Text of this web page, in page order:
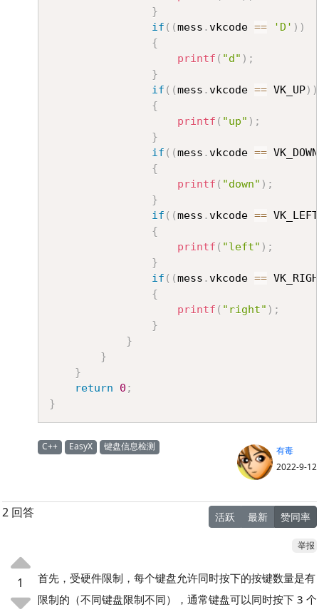
}
if ( (mess .vkcode == 'D' ) )
{
printf ( "d" ) ;
}
if ( (mess .vkcode == VK_UP) )
{
printf ( "up" ) ;
}
if ( (mess .vkcode == VK_DOWN
{
printf ( "down" ) ;
}
if ( (mess .vkcode == VK_LEFT
{
printf ( "left" ) ;
}
if ( (mess .vkcode ==
{
printf ( "right" ) ;
}
}
}
}
return
0 ;
}
C++ EasyX 键盘信息检测
有毒
2022-9-12
2 回答 活跃 最新 赞同率
举报
1
首先，受硬件限制，每个键盘允许同时按下的按键数量是有
限制的（不同键盘限制不同），通常键盘可以同时按下 3 个